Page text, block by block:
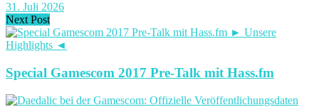
31. Juli 2026
Next Post
Special Gamescom 2017 Pre-Talk mit Hass.fm